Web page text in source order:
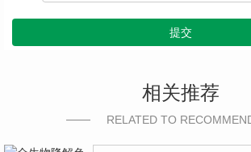
提交
相关推荐
RELATED TO